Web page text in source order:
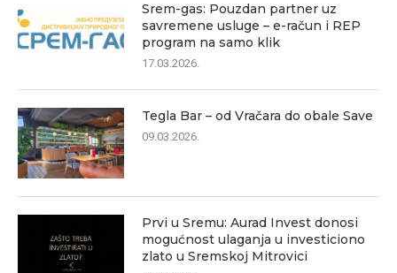
Srem-gas: Pouzdan partner uz
savremene usluge – e-račun i REP
program na samo klik
17.03.2026.
Tegla Bar – od Vračara do obale Save
09.03.2026.
Prvi u Sremu: Aurad Invest donosi
mogućnost ulaganja u investiciono
zlato u Sremskoj Mitrovici